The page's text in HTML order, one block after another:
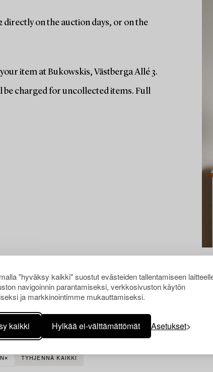
"hyväksy kaikki" suostut evästeiden tallentamiseen
navigoinnin parantamiseksi, verkkosivuston käytön
ja markkinointimme mukauttamiseksi.
kaikki Hylkää ei-välttämättömät Asetukset
on the auction days, or on the
item at Bukowskis, Västberga Allé 3.
be charged for uncollected items. Full
TYHJENNÄ KAIKKI